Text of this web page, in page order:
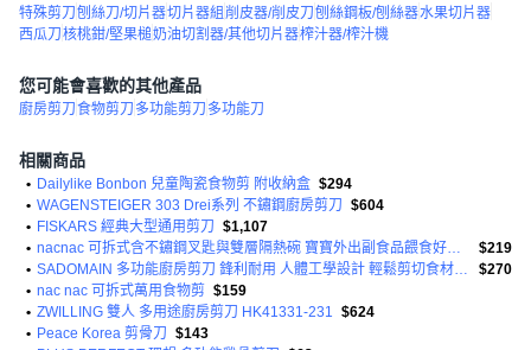
特殊剪刀刨絲刀/切片器切片器組 削皮器/削皮刀刨絲鋼板/刨絲器水果切片器
西瓜刀核桃鉗/堅果槌奶油切割器/其他切片器榨汁器/榨汁機
您可能會喜歡的其他產品
廚房剪刀食物剪刀 多功能剪刀 多功能刀
相關商品
• Dailylike Bonbon 兒童陶瓷食物剪 附收納盒 $294
• WAGENSTEIGER 303 Drei系列 不鏽鋼廚房剪刀 $604
• FISKARS 經典大型通用剪刀 $1,107
•
nacnac 可拆式含不鏽鋼叉匙與雙層隔熱碗 寶寶外出副食品餵食好幫手
$219
•
SADOMAIN 多功能廚房剪刀 鋒利耐用 人體工學設計 輕鬆剪切食材 方便清潔
$270
• nac nac 可拆式萬用食物剪 $159
• ZWILLING 雙人 多用途廚房剪刀 HK41331-231 $624
• Peace Korea 剪骨刀 $143